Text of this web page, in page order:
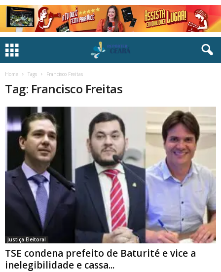
Home Tags Francisco Freitas
Tag: Francisco Freitas
Justiça Eleitoral
TSE condena prefeito de Baturité e vice a
inelegibilidade e cassa...